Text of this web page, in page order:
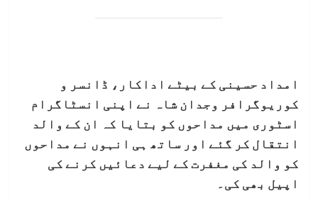
امداد حسینی کے بیٹے اداکار، ڈانسر و
کوریوگرافر وجدان شاہ نے اپنی انسٹاگرام
اسٹوری میں مداحوں کو بتایا کہ ان کے والد
انتقال کر گئے اور ساتھ ہی انہوں نے مداحوں
کو والد کی مغفرت کے لیے دعائیں کرنے کی
اپیل بھی کی۔